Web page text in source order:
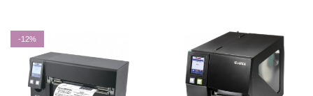
-12%